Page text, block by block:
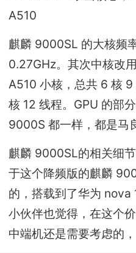
A510
麒麟 9000SL 的大核频
0.27GHz。其次中核改
A510 小核，总共 6 核
核 12 线程。GPU 的部
9000S 都一样，都是马
麒麟 9000SL的相关细
于这个降频版的麒麟
的，搭载到了华为
小伙伴也觉得，在这个
中端机还是需要考虑的